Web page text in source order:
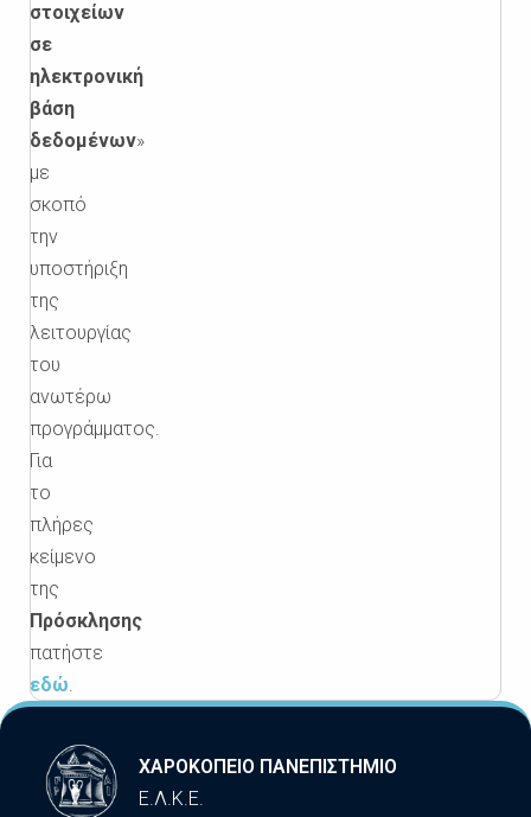
στοιχείων
σε
ηλεκτρονική
βάση
δεδομένων»
με
σκοπό
την
υποστήριξη
της
λειτουργίας
του
ανωτέρω
προγράμματος.
Για
το
πλήρες
κείμενο
της
Πρόσκλησης
πατήστε
εδώ.
ΧΑΡΟΚΟΠΕΙΟ ΠΑΝΕΠΙΣΤΗΜΙΟ
Ε.Λ.Κ.Ε.